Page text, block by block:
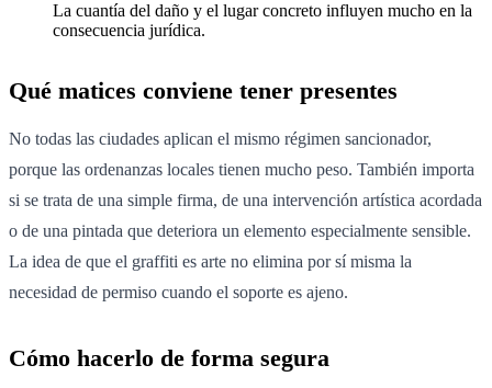
La cuantía del daño y el lugar concreto influyen mucho en la
consecuencia jurídica.
Qué matices conviene tener presentes
No todas las ciudades aplican el mismo régimen sancionador,
porque las ordenanzas locales tienen mucho peso. También importa
si se trata de una simple firma, de una intervención artística acordada
o de una pintada que deteriora un elemento especialmente sensible.
La idea de que el graffiti es arte no elimina por sí misma la
necesidad de permiso cuando el soporte es ajeno.
Cómo hacerlo de forma segura